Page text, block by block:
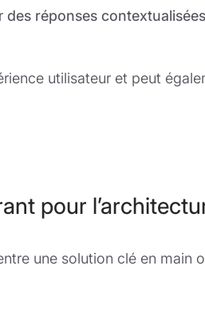
des réponses
utilisateur et peut
pour
une solution clé en main